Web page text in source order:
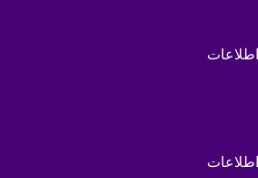
اطلاعات
اطلاعات